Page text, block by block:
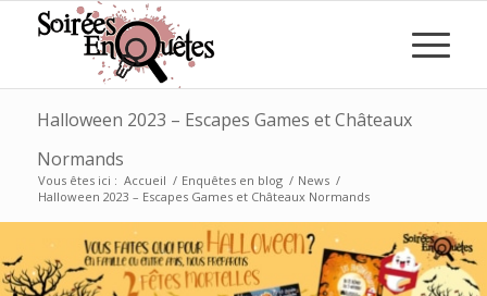
Halloween 2023 – Escapes Games et Châteaux
Normands
Vous êtes ici : Accueil / Enquêtes en blog / News /
Halloween 2023 – Escapes Games et Châteaux Normands